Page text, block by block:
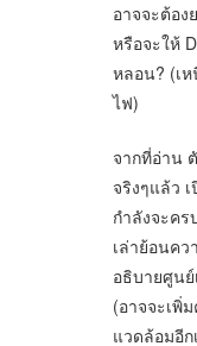
อาจจะต้อ
หรือจะให้
หลอน? (เ
ไฟ)
จากที่อ่าน
จริงๆแล้ว
กำลังจะค
เล่าย้อนคว
อธิบายศูน
(อาจจะเพิ่
แวดล้อมอี